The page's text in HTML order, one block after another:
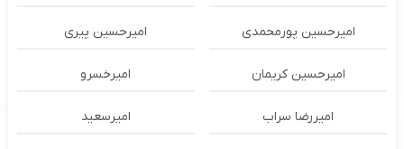
امیرحسین پورمحمدی امیرحسین پیری
امیرحسین کریمان امیرخسرو
امیررضا سراب امیرسعید